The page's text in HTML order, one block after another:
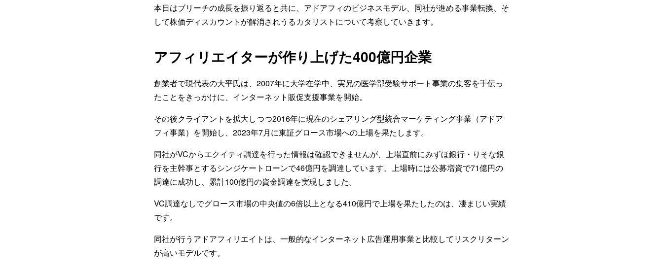
本日はブリーチの成長を振り返ると共に、アドアフィのビジネスモデル、同社が進める事業転換、そ
して株価ディスカウントが解消されうるカタリストについて考察していきます。
アフィリエイターが作り上げた400億円企業
創業者で現代表の大平氏は、2007年に大学在学中、実兄の医学部受験サポート事業の集客を手伝っ
たことをきっかけに、インターネット販促支援事業を開始。
その後クライアントを拡大しつつ2016年に現在のシェアリング型統合マーケティング事業（アドア
フィ事業）を開始し、2023年7月に東証グロース市場への上場を果たします。
同社がVCからエクイティ調達を行った情報は確認できませんが、上場直前にみずほ銀行・りそな銀
行を主幹事とするシンジケートローンで46億円を調達しています。上場時には公募増資で71億円の
調達に成功し、累計100億円の資金調達を実現しました。
VC調達なしでグロース市場の中央値の6倍以上となる410億円で上場を果たしたのは、凄まじい実績
です。
同社が行うアドアフィリエイトは、一般的なインターネット広告運用事業と比較してリスクリターン
が高いモデルです。